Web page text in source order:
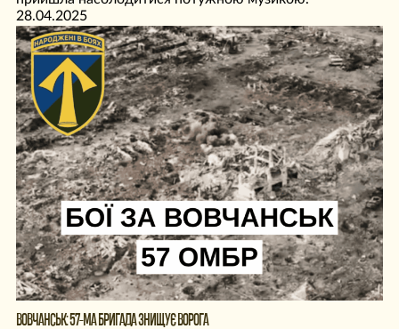
28.04.2025
ВОВЧАНСЬК: 57-МА БРИГАДА ЗНИЩУЄ ВОРОГА